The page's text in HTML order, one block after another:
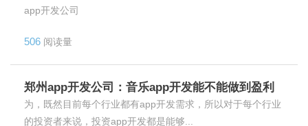
app开发公司
506 阅读量
郑州app开发公司：音乐app开发能不能做到盈利
为，既然目前每个行业都有app开发需求，所以对于每个行业
的投资者来说，投资app开发都是能够...